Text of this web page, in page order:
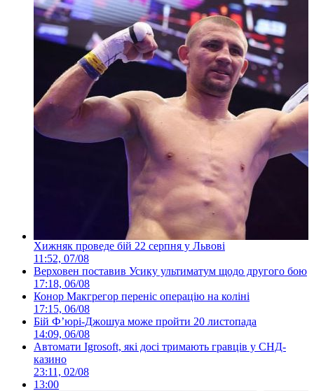
Хижняк проведе бій 22 серпня у Львові
11:52, 07/08
Верховен поставив Усику ультиматум щодо другого бою
17:18, 06/08
Конор Макгрегор переніс операцію на коліні
17:15, 06/08
Бій Ф’юрі-Джошуа може пройти 20 листопада
14:09, 06/08
Автомати Igrosoft, які досі тримають гравців у СНД-
казино
23:11, 02/08
13:00